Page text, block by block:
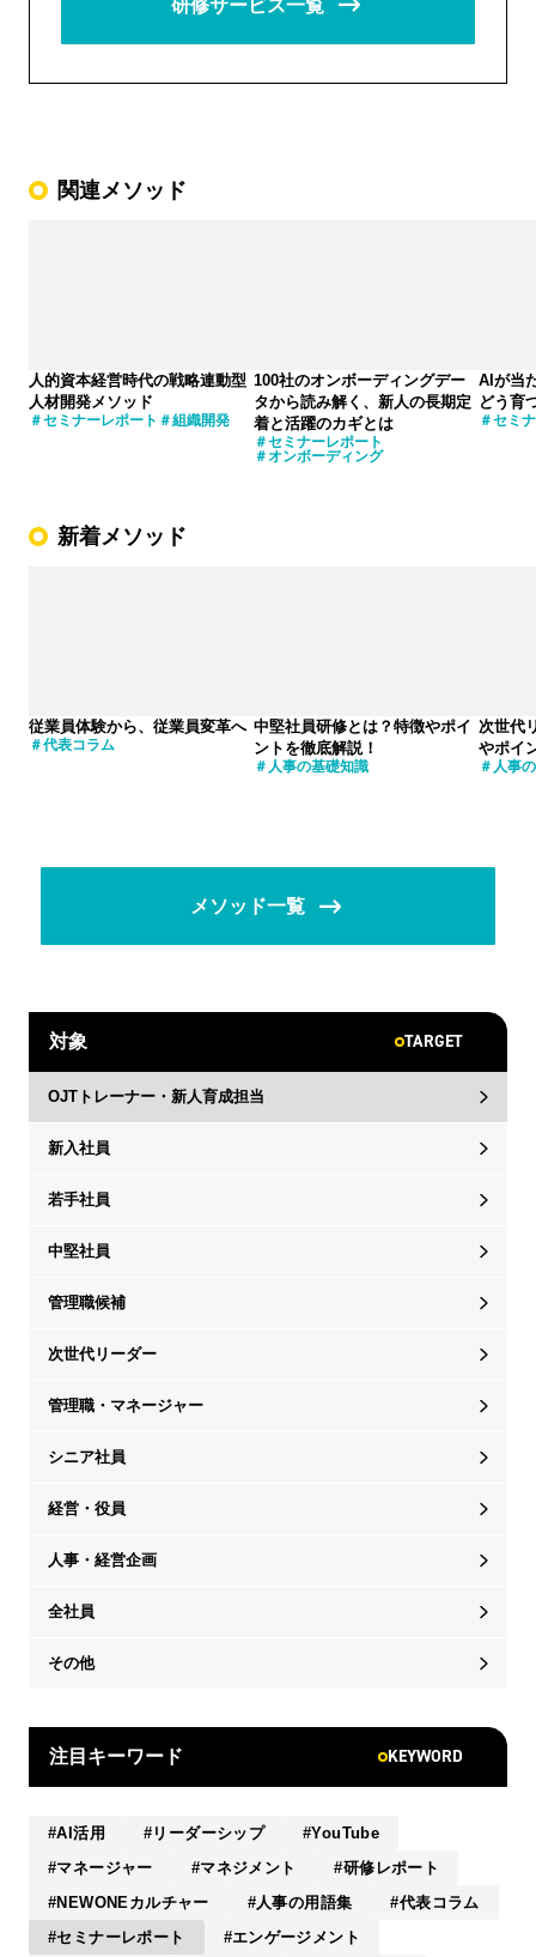
研修サービス一覧
関連メソッド
人的資本経営時代の戦略連動型
人材開発メソッド
セミナーレポート 組織開発
100社のオンボーディングデー
タから読み解く、新人の長期定
着と活躍のカギとは
セミナーレポート
オンボーディング
AIが当
どう育
セミ
新着メソッド
従業員体験から、従業員変革へ
代表コラム
中堅社員研修とは？特徴やポイ
ントを徹底解説！
人事の基礎知識
次世代
やポイ
人事
メソッド一覧
対象 TARGET
OJTトレーナー・新人育成担当
新入社員
若手社員
中堅社員
管理職候補
次世代リーダー
管理職・マネージャー
シニア社員
経営・役員
人事・経営企画
全社員
その他
注目キーワード KEYWORD
AI活用 リーダーシップ
YouTube
マネージャー
マネジメント
研修レポート
NEWONEカルチャー
人事の用語集
代表コラム
セミナーレポート
エンゲージメント